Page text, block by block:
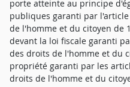
porte atteinte au principe
publiques garanti par
de l'homme et du citoyen de
devant la loi fiscale garanti
des droits de l'homme et du
propriété garanti par les
droits de l'homme et du